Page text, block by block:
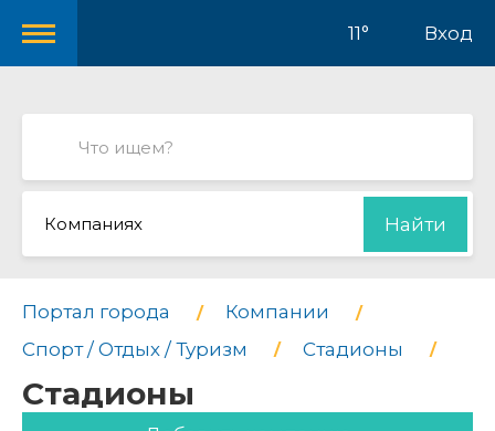
11° Вход
Компаниях Найти
Портал города
Компании
Спорт / Отдых / Туризм
Стадионы
Стадионы